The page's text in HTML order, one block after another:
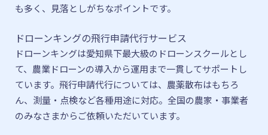
も多く、見落としがちなポイントです。
ドローンキングの飛行申請代行サービス
ドローンキングは愛知県下最大級のドローンスクールとし
て、農業ドローンの導入から運用まで一貫してサポートし
ています。飛行申請代行については、農薬散布はもちろ
ん、測量・点検など各種用途に対応。全国の農家・事業者
のみなさまからご依頼いただいています。